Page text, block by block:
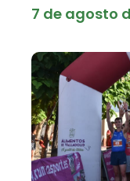
7 de agosto